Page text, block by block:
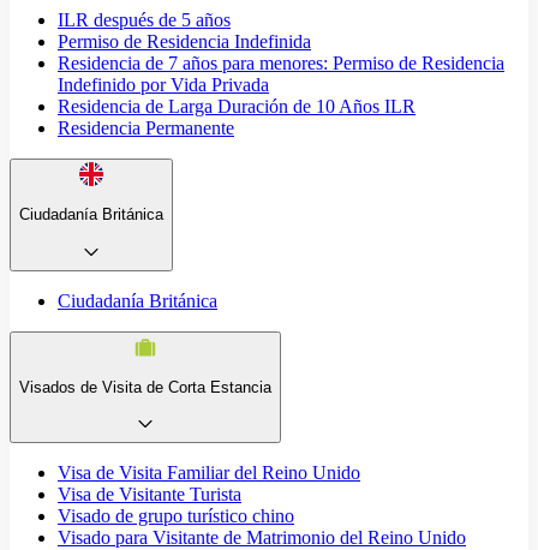
ILR después de 5 años
Permiso de Residencia Indefinida
Residencia de 7 años para menores: Permiso de Residencia
Indefinido por Vida Privada
Residencia de Larga Duración de 10 Años ILR
Residencia Permanente
Ciudadanía Británica
Ciudadanía Británica
Visados de Visita de Corta Estancia
Visa de Visita Familiar del Reino Unido
Visa de Visitante Turista
Visado de grupo turístico chino
Visado para Visitante de Matrimonio del Reino Unido